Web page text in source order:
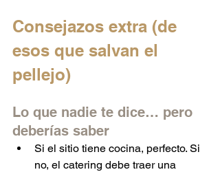
Consejazos extra (de
esos que salvan el
pellejo)
Lo que nadie te dice… pero
deberías saber
Si el sitio tiene cocina, perfecto. Si
no, el catering debe traer una